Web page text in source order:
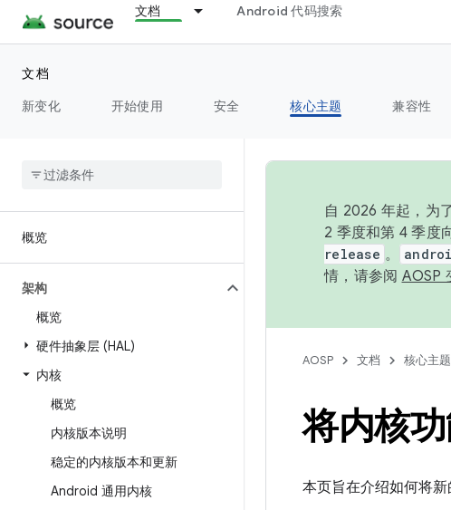
文档 Android 代码搜索
文档
新变化
开始使用 安全 核心主题 兼容性
概览
架构
概览
硬件抽象层 (HAL)
内核
概览
内核版本说明
稳定的内核版本和更新
Android 通用内核
自 2026 年起，为
2 季度和第 4 季度
release 。
情，请参阅 AOSP
AOSP 文档 核心主题
将内核
本页旨在介绍如何将新